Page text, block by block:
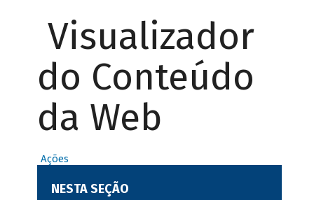
Visualizador
do Conteúdo
da Web
Ações
NESTA SEÇÃO